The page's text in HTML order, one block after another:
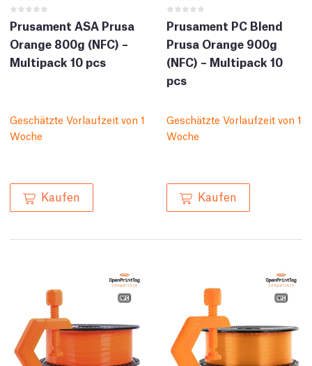
Prusament ASA Prusa
Orange 800g (NFC) –
Multipack 10 pcs
Geschätzte Vorlaufzeit von 1
Woche
Kaufen
Prusament PC Blend
Prusa Orange 900g
(NFC) – Multipack 10
pcs
Geschätzte Vorlaufzeit von 1
Woche
Kaufen